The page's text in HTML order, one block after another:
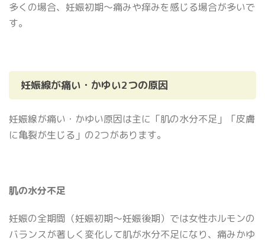
多くの場合、妊娠初期〜痛みや痒みを感じる場合が多いで
す。
妊娠線が痛い・かゆい2つの原因
妊娠線が痛い・かゆい原因は主に「肌の水分不足」「皮膚
に亀裂が生じる」の2つがあります。
肌の水分不足
妊娠の全期間（妊娠初期〜妊娠後期）では女性ホルモンの
バランスが著しく変化して肌が水分不足になり、痛みかゆ